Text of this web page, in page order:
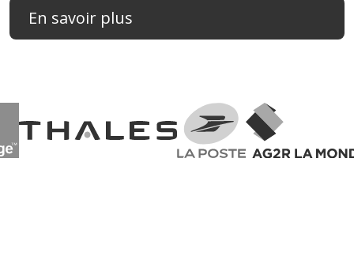
En savoir plus